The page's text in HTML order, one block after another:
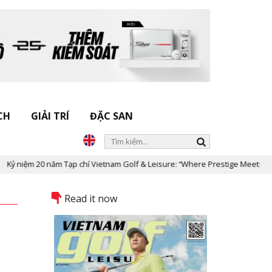
GIẢI TRÍ ĐẶC SAN
chí Vietnam Golf & Leisure: “Where Prestige Meets Legacy”
Read it now